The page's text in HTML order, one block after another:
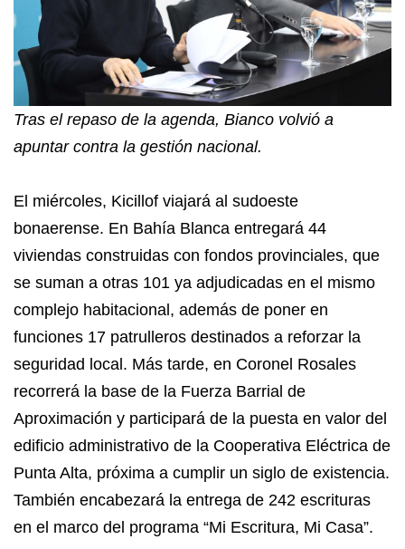
Tras el repaso de la agenda, Bianco volvió a
apuntar contra la gestión nacional.
El miércoles, Kicillof viajará al sudoeste
bonaerense. En Bahía Blanca entregará 44
viviendas construidas con fondos provinciales, que
se suman a otras 101 ya adjudicadas en el mismo
complejo habitacional, además de poner en
funciones 17 patrulleros destinados a reforzar la
seguridad local. Más tarde, en Coronel Rosales
recorrerá la base de la Fuerza Barrial de
Aproximación y participará de la puesta en valor del
edificio administrativo de la Cooperativa Eléctrica de
Punta Alta, próxima a cumplir un siglo de existencia.
También encabezará la entrega de 242 escrituras
en el marco del programa “Mi Escritura, Mi Casa”.